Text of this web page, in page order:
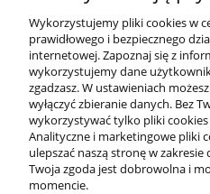
e-mail:
NIP:
REGON:
Wykorzystujemy pliki cookies w
prawidłowego i bezpiecznego
internetowej. Zapoznaj się z
wykorzystujemy dane
zgadzasz. W ustawieniach
wyłączyć zbieranie danych. Bez
wykorzystywać tylko pliki
Analityczne i marketingowe pliki
ulepszać naszą stronę w zakresie
Twoja zgoda jest dobrowolna i
momencie.